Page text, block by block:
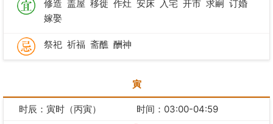
修造 盖屋 移徙 作灶 安床 入宅 开市 求嗣 订婚
嫁娶
祭祀 祈福 斋醮 酬神
寅
时辰：寅时（丙寅）
时间：03:00-04:59